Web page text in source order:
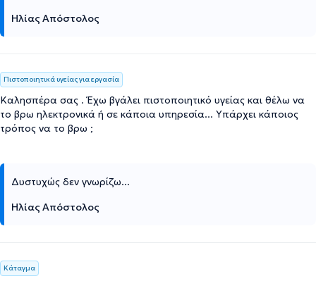
Ηλίας Απόστολος
Πιστοποιητικά υγείας για εργασία
Καλησπέρα σας . Έχω βγάλει πιστοποιητικό υγείας και θέλω να
το βρω ηλεκτρονικά ή σε κάποια υπηρεσία... Υπάρχει κάποιος
τρόπος να το βρω ;
Δυστυχώς δεν γνωρίζω...
Ηλίας Απόστολος
Κάταγμα